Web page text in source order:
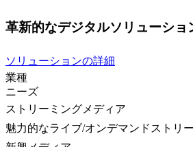
革新的なデジタルソリューショ
ソリューションの詳細
業種
ニーズ
ストリーミングメディア
魅力的なライブ/オンデマンドストリ